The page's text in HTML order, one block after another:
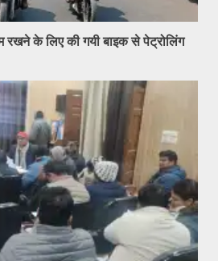
रखने के लिए की गयी बाइक से पेट्रोलिंग